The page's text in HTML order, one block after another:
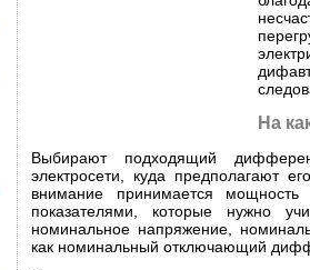
На
Выбирают подходящий
электросети, куда предполагают
внимание принимается
показателями, которые нужно
номинальное напряжение,
как номинальный отключающий